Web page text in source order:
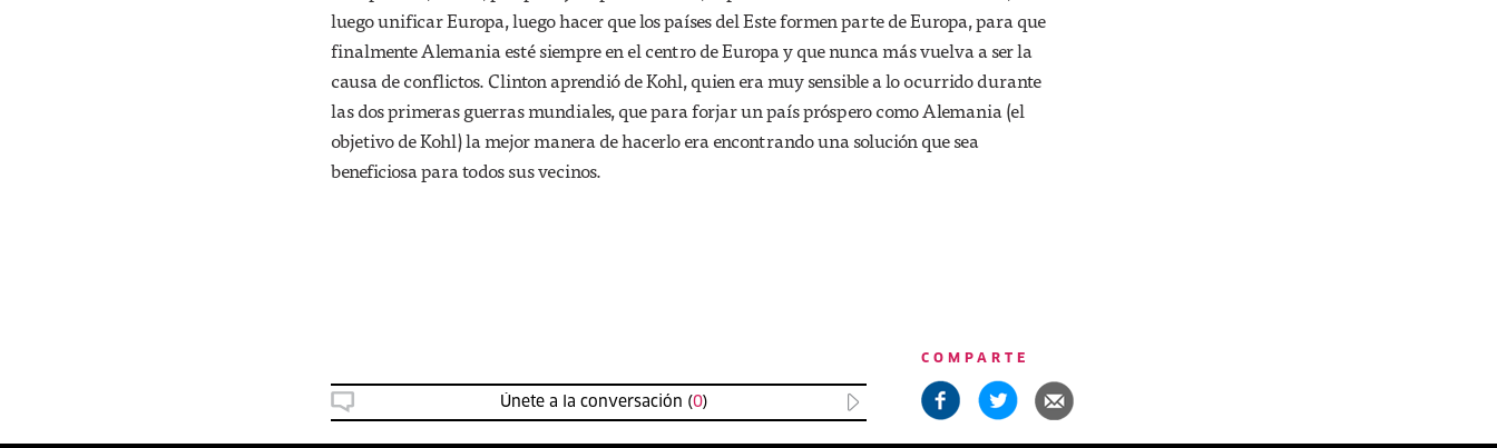
luego unificar Europa, luego hacer que los países del Este formen parte de Europa, para que
finalmente Alemania esté siempre en el centro de Europa y que nunca más vuelva a ser la
causa de conflictos. Clinton aprendió de Kohl, quien era muy sensible a lo ocurrido durante
las dos primeras guerras mundiales, que para forjar un país próspero como Alemania (el
objetivo de Kohl) la mejor manera de hacerlo era encontrando una solución que sea
beneficiosa para todos sus vecinos.
Únete a la conversación (0)
COMPARTE